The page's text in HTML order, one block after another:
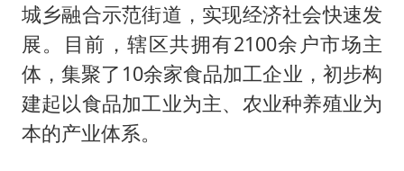
城乡融合示范街道，实现经济社会快速发
展。目前，辖区共拥有2100余户市场主
体，集聚了10余家食品加工企业，初步构
建起以食品加工业为主、农业种养殖业为
本的产业体系。